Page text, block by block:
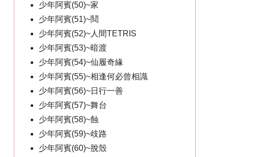
少年阿賓(50)~家
少年阿賓(51)~鬩
少年阿賓(52)~人間TETRIS
少年阿賓(53)~暗渡
少年阿賓(54)~仙履奇緣
少年阿賓(55)~相逢何必曾相識
少年阿賓(56)~日行一善
少年阿賓(57)~舞台
少年阿賓(58)~蝕
少年阿賓(59)~歧路
少年阿賓(60)~脫殼